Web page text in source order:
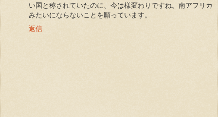
い国と称されていたのに、今は様変わりですね。南アフリカ
みたいにならないことを願っています。
返信